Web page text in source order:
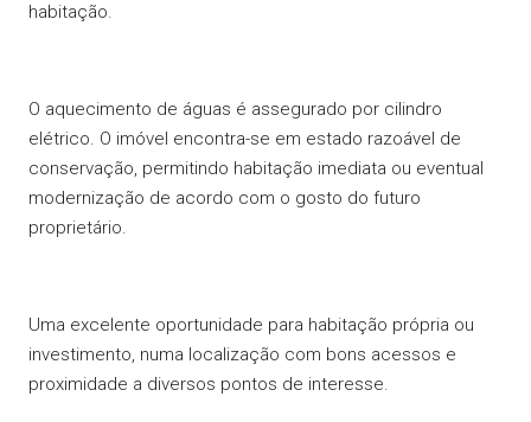
habitação.
O aquecimento de águas é assegurado por cilindro
elétrico. O imóvel encontra-se em estado razoável de
conservação, permitindo habitação imediata ou eventual
modernização de acordo com o gosto do futuro
proprietário.
Uma excelente oportunidade para habitação própria ou
investimento, numa localização com bons acessos e
proximidade a diversos pontos de interesse.